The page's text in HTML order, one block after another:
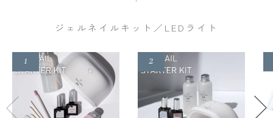
ジェルネイルキット／LEDライト